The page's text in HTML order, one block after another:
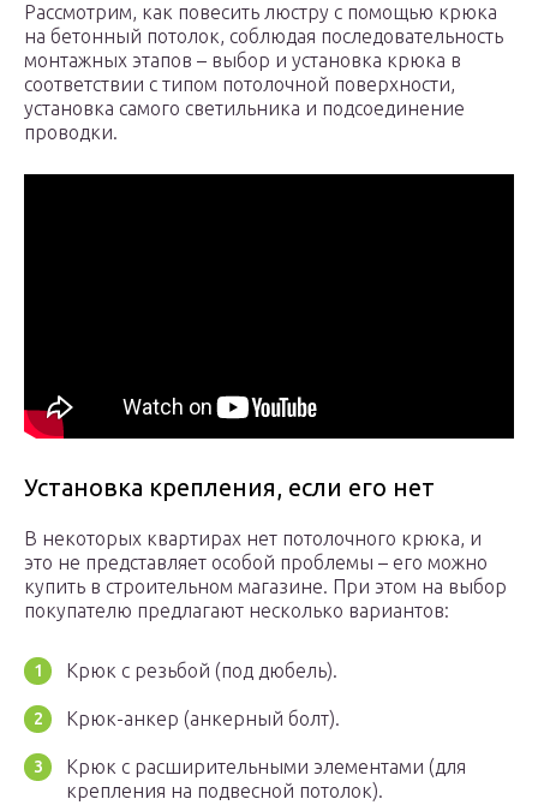
Рассмотрим, как повесить люстру с помощью крюка
на бетонный потолок, соблюдая последовательность
монтажных этапов – выбор и установка крюка в
соответствии с типом потолочной поверхности,
установка самого светильника и подсоединение
проводки.
Установка крепления, если его нет
В некоторых квартирах нет потолочного крюка, и
это не представляет особой проблемы – его можно
купить в строительном магазине. При этом на выбор
покупателю предлагают несколько вариантов:
Крюк с резьбой (под дюбель).
Крюк-анкер (анкерный болт).
Крюк с расширительными элементами (для
крепления на подвесной потолок).